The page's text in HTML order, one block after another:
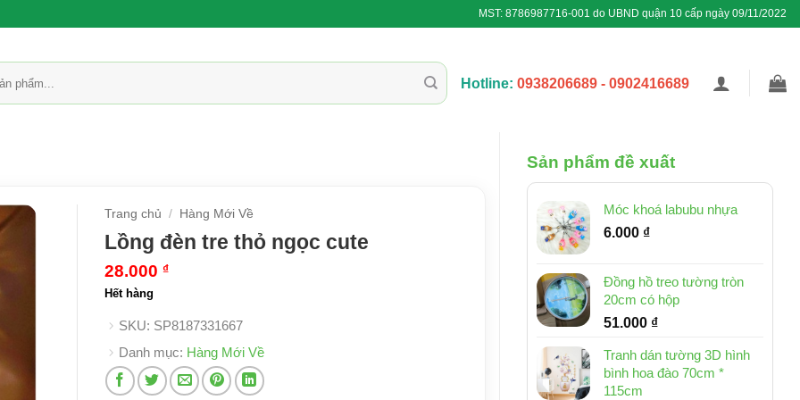
MST: 8786987716-001 do UBND quận 10 cấp ngày 09/11/2022
Hotline: 0938206689 - 0902416689
Sản phẩm đề xuất
Móc khoá labubu nhựa
6.000 ₫
Đồng hồ treo tường tròn
20cm có hộp
51.000 ₫
Tranh dán tường 3D hình
bình hoa đào 70cm *
115cm
Trang chủ / Hàng Mới Về
Lồng đèn tre thỏ ngọc cute
28.000 ₫
Hết hàng
SKU: SP8187331667
Danh mục: Hàng Mới Về